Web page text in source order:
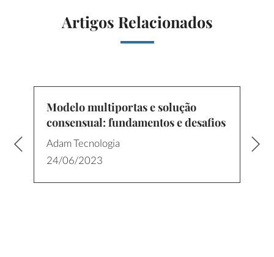
Artigos Relacionados
Modelo multiportas e solução
consensual: fundamentos e desafios
Adam Tecnologia
24/06/2023